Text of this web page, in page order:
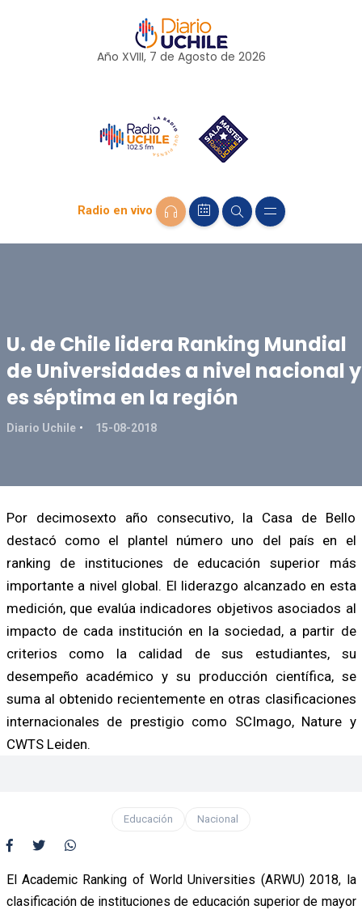
Año XVIII, 7 de Agosto de 2026
Radio en vivo
U. de Chile lidera Ranking Mundial
de Universidades a nivel nacional y
es séptima en la región
Diario Uchile 15-08-2018
Por decimosexto año consecutivo, la Casa de Bello
destacó como el plantel número uno del país en el
ranking de instituciones de educación superior más
importante a nivel global. El liderazgo alcanzado en esta
medición, que evalúa indicadores objetivos asociados al
impacto de cada institución en la sociedad, a partir de
criterios como la calidad de sus estudiantes, su
desempeño académico y su producción científica, se
suma al obtenido recientemente en otras clasificaciones
internacionales de prestigio como SCImago, Nature y
CWTS Leiden.
Educación Nacional
El Academic Ranking of World Universities (ARWU) 2018, la
clasificación de instituciones de educación superior de mayor